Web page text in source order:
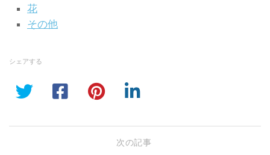
花
その他
シェアする
次の記事